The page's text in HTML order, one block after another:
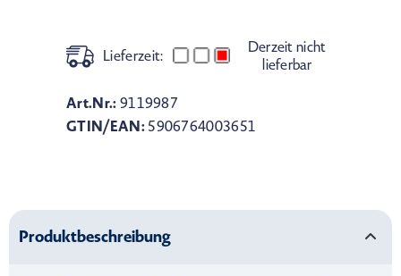
Lieferzeit:
Derzeit nicht
lieferbar
Art.Nr.:9119987
GTIN/EAN:5906764003651
Produktbeschreibung